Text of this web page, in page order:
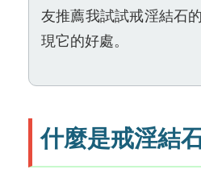
友推薦我試試戒淫結石
現它的好處。
什麼是戒淫結